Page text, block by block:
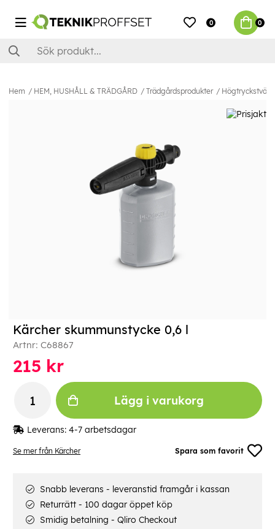
0 0
Hem HEM, HUSHÅLL & TRÄDGÅRD Trädgårdsprodukter
Se mer från Kärcher Spara som favorit
Kärcher skummunstycke 0,6 l
Artnr: C68867
215 kr
Lägg i varukorg
Leverans: 4-7 arbetsdagar
Snabb leverans - leveranstid framgår i kassan
Returrätt - 100 dagar öppet köp
Smidig betalning - Qliro Checkout